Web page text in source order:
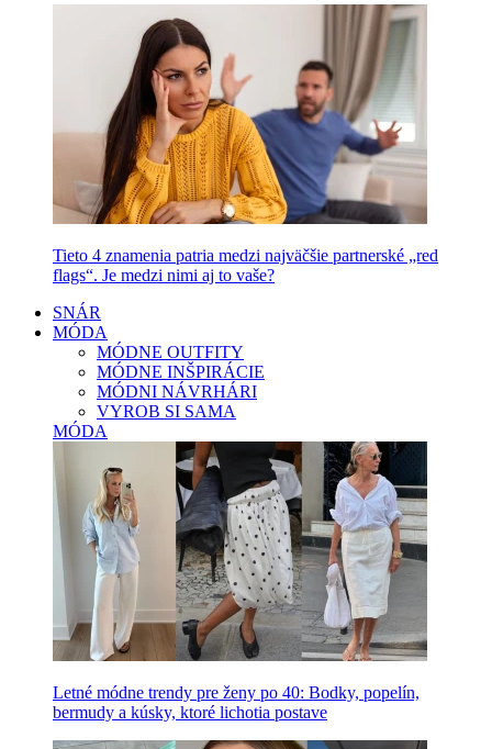
Tieto 4 znamenia patria medzi najväčšie partnerské „red
flags“. Je medzi nimi aj to vaše?
SNÁR
MÓDA
MÓDNE OUTFITY
MÓDNE INŠPIRÁCIE
MÓDNI NÁVRHÁRI
VYROB SI SAMA
MÓDA
Letné módne trendy pre ženy po 40: Bodky, popelín,
bermudy a kúsky, ktoré lichotia postave